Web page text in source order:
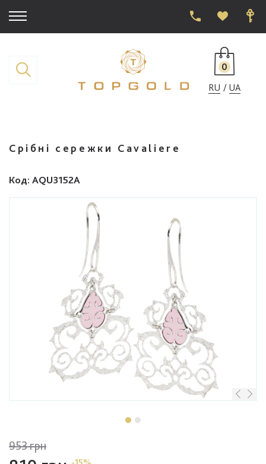
0
RU
UA
Срібні сережки Cavaliere
Код: AQU3152A
953 грн